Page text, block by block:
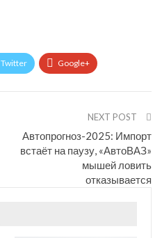
Twitter Google+
NEXT POST
Автопрогноз-2025: Импорт
встаёт на паузу, «АвтоВАЗ»
мышей ловить
отказывается